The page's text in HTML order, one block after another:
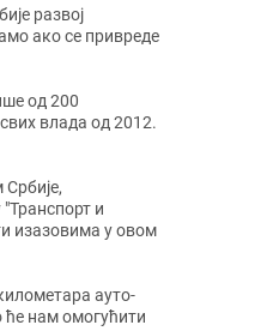
развој
ако се привреде
од 200
влада од 2012.
и
изазовима у овом
ауто-
ће нам омогућити